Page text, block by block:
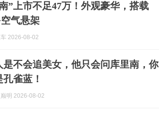
”上市不足47万！外观豪华，搭载
气悬架
2026-08-02
是不会追美女，他只会问库里南，你
雀蓝！
明 2026-08-02